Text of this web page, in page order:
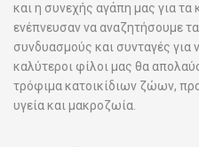
και η συνεχής αγάπη μας για τα
ενέπνευσαν να αναζητήσουμε
συνδυασμούς και συνταγές για
καλύτεροι φίλοι μας θα
τρόφιμα κατοικίδιων ζώων,
υγεία και μακροζωία.